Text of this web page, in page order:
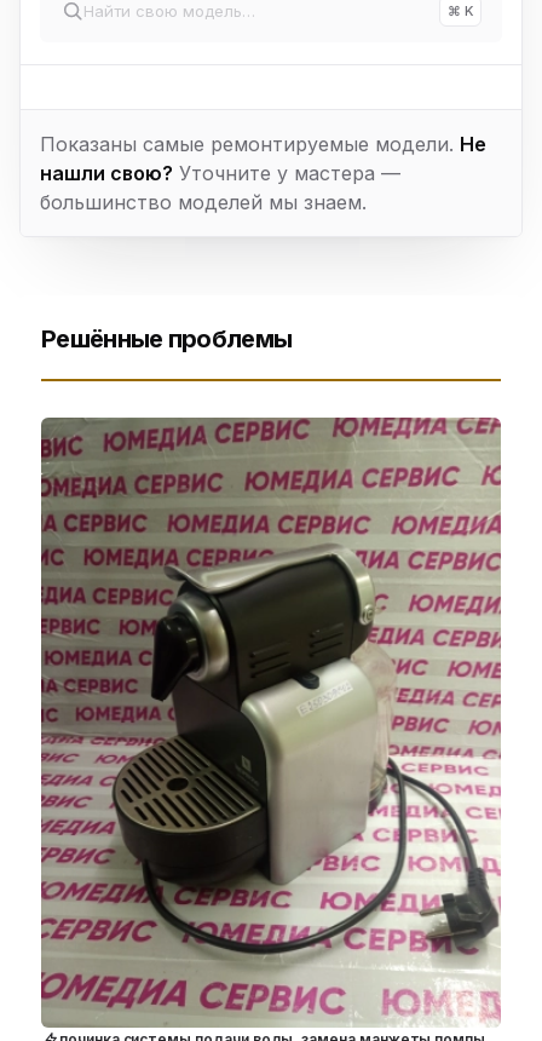
⌘ K
Показаны самые ремонтируемые модели. Не
нашли свою? Уточните у мастера —
большинство моделей мы знаем.
Решённые проблемы